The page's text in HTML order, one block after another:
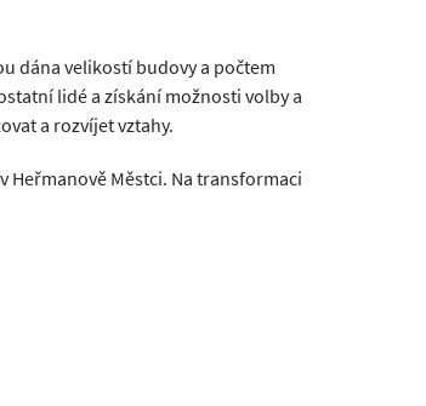
dána velikostí budovy a počtem
lidé a získání možnosti volby a
a rozvíjet vztahy.
Městci. Na transformaci